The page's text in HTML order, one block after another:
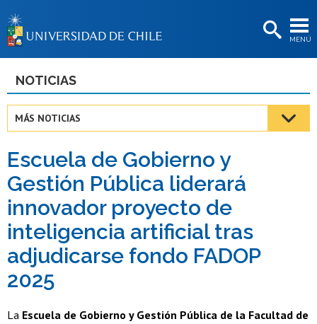
MENÚ
BIBLIOTECAS
Estudiantes
Académicas/os
Funcionarias/os
Egresadas/os
NOTICIAS
MÁS NOTICIAS
Escuela de Gobierno y
Gestión Pública liderará
innovador proyecto de
inteligencia artificial tras
adjudicarse fondo FADOP
2025
La Escuela de Gobierno y Gestión Pública de la Facultad de